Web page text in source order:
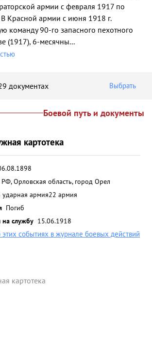
армии с февраля 1917 по
В Красной армии с июня 1918 г.
команду 90-го запасного пехотного
(1917), 6-месячны...
документах Выбрать
Боевой путь и документы
картотека
РФ, Орловская область, город Орел
ударная армия22 армия
Погиб
на службу 15.06.1918
этих событиях в журнале боевых действий
картотека